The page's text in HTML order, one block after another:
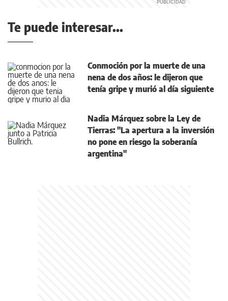
Te puede interesar...
Conmoción por la muerte de una
nena de dos años: le dijeron que
tenía gripe y murió al día siguiente
Nadia Márquez sobre la Ley de
Tierras: "La apertura a la inversión
no pone en riesgo la soberanía
argentina"